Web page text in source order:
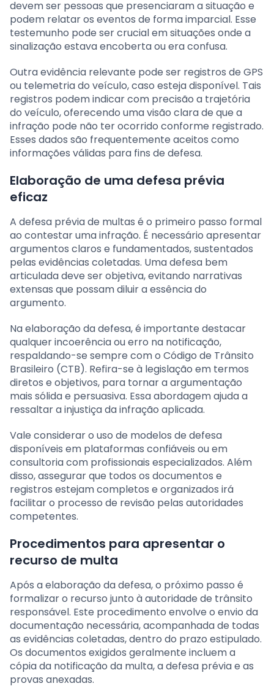
devem ser pessoas que presenciaram a situação e
podem relatar os eventos de forma imparcial. Esse
testemunho pode ser crucial em situações onde a
sinalização estava encoberta ou era confusa.
Outra evidência relevante pode ser registros de GPS
ou telemetria do veículo, caso esteja disponível. Tais
registros podem indicar com precisão a trajetória
do veículo, oferecendo uma visão clara de que a
infração pode não ter ocorrido conforme registrado.
Esses dados são frequentemente aceitos como
informações válidas para fins de defesa.
Elaboração de uma defesa prévia
eficaz
A defesa prévia de multas é o primeiro passo formal
ao contestar uma infração. É necessário apresentar
argumentos claros e fundamentados, sustentados
pelas evidências coletadas. Uma defesa bem
articulada deve ser objetiva, evitando narrativas
extensas que possam diluir a essência do
argumento.
Na elaboração da defesa, é importante destacar
qualquer incoerência ou erro na notificação,
respaldando-se sempre com o Código de Trânsito
Brasileiro (CTB). Refira-se à legislação em termos
diretos e objetivos, para tornar a argumentação
mais sólida e persuasiva. Essa abordagem ajuda a
ressaltar a injustiça da infração aplicada.
Vale considerar o uso de modelos de defesa
disponíveis em plataformas confiáveis ou em
consultoria com profissionais especializados. Além
disso, assegurar que todos os documentos e
registros estejam completos e organizados irá
facilitar o processo de revisão pelas autoridades
competentes.
Procedimentos para apresentar o
recurso de multa
Após a elaboração da defesa, o próximo passo é
formalizar o recurso junto à autoridade de trânsito
responsável. Este procedimento envolve o envio da
documentação necessária, acompanhada de todas
as evidências coletadas, dentro do prazo estipulado.
Os documentos exigidos geralmente incluem a
cópia da notificação da multa, a defesa prévia e as
provas anexadas.